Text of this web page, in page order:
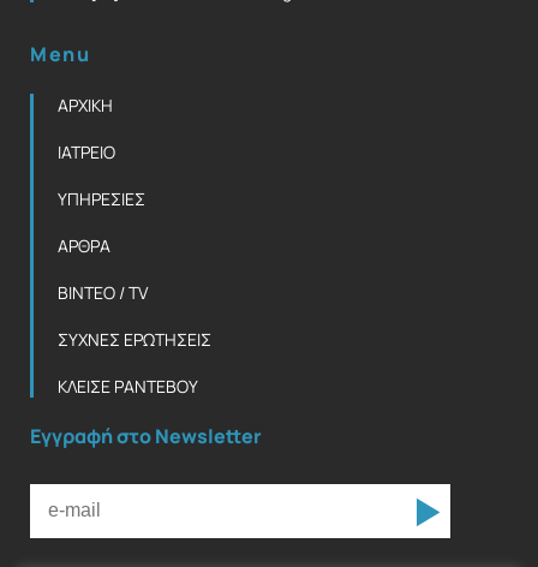
Menu
ΑΡΧΙΚΗ
ΙΑΤΡΕΙΟ
ΥΠΗΡΕΣΙΕΣ
ΑΡΘΡΑ
ΒΙΝΤΕΟ / TV
ΣΥΧΝΕΣ ΕΡΩΤΗΣΕΙΣ
ΚΛΕΙΣΕ ΡΑΝΤΕΒΟΥ
Εγγραφή στο Newsletter